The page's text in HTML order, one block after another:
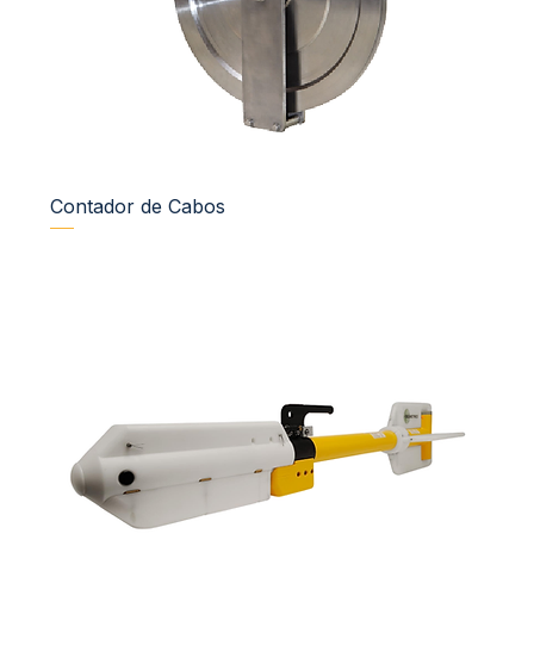
Contador de Cabos